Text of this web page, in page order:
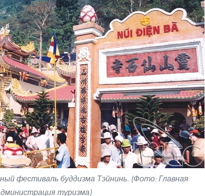
фестиваль буддизма Тэйнинь. (Фото: Главная
туризма)